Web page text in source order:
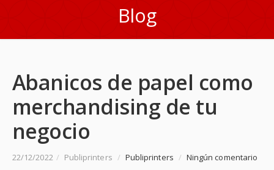
Blog
Abanicos de papel como
merchandising de tu
negocio
22/12/2022 / Publiprinters / Publiprinters / Ningún comentario